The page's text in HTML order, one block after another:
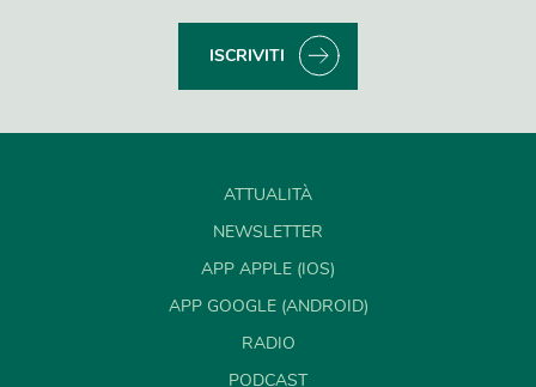
ISCRIVITI
ATTUALITÀ
NEWSLETTER
APP APPLE (IOS)
APP GOOGLE (ANDROID)
RADIO
PODCAST